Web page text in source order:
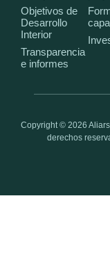
Objetivos de
Desarrollo
Interior
Transparencia
e informes
Copyright © 2026
derechos